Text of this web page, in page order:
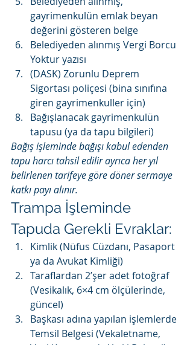
gayrimenkulün emlak beyan
değerini gösteren belge
Belediyeden alınmış Vergi Borcu
Yoktur yazısı
(DASK) Zorunlu Deprem
Sigortası poliçesi (bina sınıfına
giren gayrimenkuller için)
Bağışlanacak gayrimenkulün
tapusu (ya da tapu bilgileri)
Bağış işleminde bağışı kabul edenden
tapu harcı tahsil edilir ayrıca her yıl
belirlenen tarifeye göre döner sermaye
katkı payı alınır.
Trampa İşleminde
Tapuda Gerekli Evraklar:
Kimlik (Nüfus Cüzdanı, Pasaport
ya da Avukat Kimliği)
Taraflardan 2’şer adet fotoğraf
(Vesikalık, 6×4 cm ölçülerinde,
güncel)
Başkası adına yapılan işlemlerde
Temsil Belgesi (Vekaletname,